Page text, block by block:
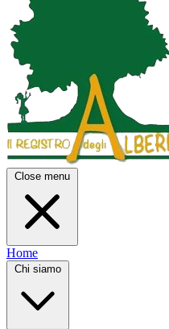
Close menu
Home
Chi siamo